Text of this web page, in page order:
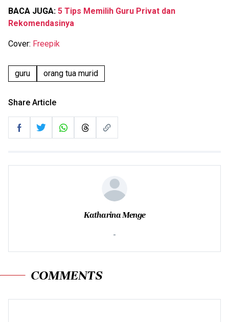
BACA JUGA: 5 Tips Memilih Guru Privat dan
Rekomendasinya
Cover: Freepik
guru orang tua murid
Share Article
Katharina Menge
-
COMMENTS